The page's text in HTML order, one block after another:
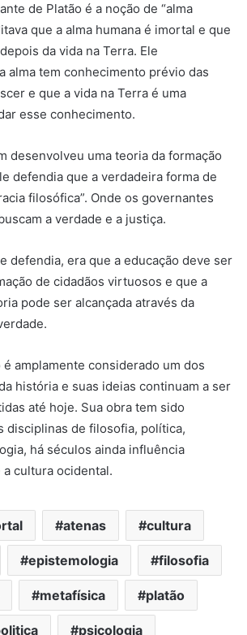
de Platão é a noção de “alma
que a alma humana é imortal e que
da vida na Terra. Ele
alma tem conhecimento prévio das
e que a vida na Terra é uma
esse conhecimento.
desenvolveu uma teoria da formação
defendia que a verdadeira forma de
filosófica”. Onde os governantes
a verdade e a justiça.
defendia, era que a educação deve ser
de cidadãos virtuosos e que a
pode ser alcançada através da
é amplamente considerado um dos
história e suas ideias continuam a ser
até hoje. Sua obra tem sido
disciplinas de filosofia, política,
há séculos ainda influência
cultura ocidental.
atenas cultura
epistemologia filosofia
metafísica platão
psicologia